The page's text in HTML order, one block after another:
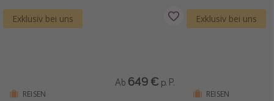
Exklusiv bei uns
REISEN
Ab 649 € p. P.
Exklusiv bei uns
REISEN